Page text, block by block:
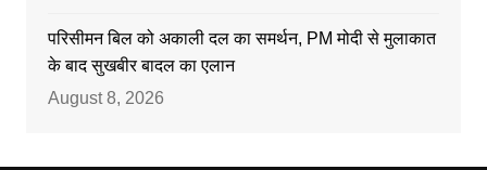
परिसीमन बिल को अकाली दल का समर्थन, PM मोदी से मुलाकात
के बाद सुखबीर बादल का एलान
August 8, 2026